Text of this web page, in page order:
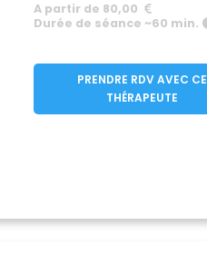
A partir de 80,00
Durée de séance ~60 min.
PRENDRE RDV AVEC CE
THÉRAPEUTE